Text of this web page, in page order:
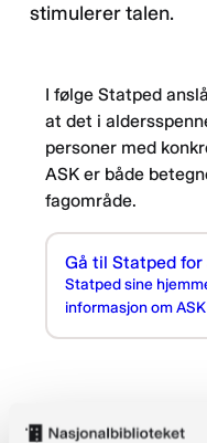
stimulerer talen.
I følge Statped
at det i
personer med
ASK er både
fagområde.
Gå til Statped
Statped sine
informasjon om ASK